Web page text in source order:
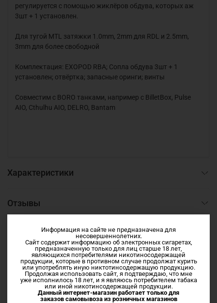
регулируется с помощью жиклёров обдува, которых аж
3шт + 1 установлен.
Для тугой MTL затяжки 1.0mm, 2mm для RDL и 2.5mm,
3mm для более свободной
Комплектация: EXOPOD RBA; Сопла обдува 3шт + 1
установлен; отвёртка; запасные оринги; винты
Совместим с BORO танками, например с BilletBox, Pulse
AIO, Cthulhu AIO, DELRO, Bantam
Характеристики
Отзывы
Сопутствующие товары
Информация на сайте не предназначена для
несовершеннолетних.
Сайт содержит информацию об электронных сигаретах,
предназначенную только для лиц старше 18 лет,
являющихся потребителями никотиносодержащей
продукции, которые в противном случае продолжат курить
или употреблять иную никтотинсодержащую продукцию.
Продолжая использовать сайт, я подтверждаю, что мне
уже исполнилось 18 лет, и я являюсь потребителем табака
или иной никотинсодержащей продукции.
Данный интернет-магазин работает только для
заказов самовывоза из розничных магазинов